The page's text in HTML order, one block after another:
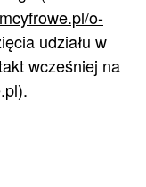
o-
udziału w
wcześniej na